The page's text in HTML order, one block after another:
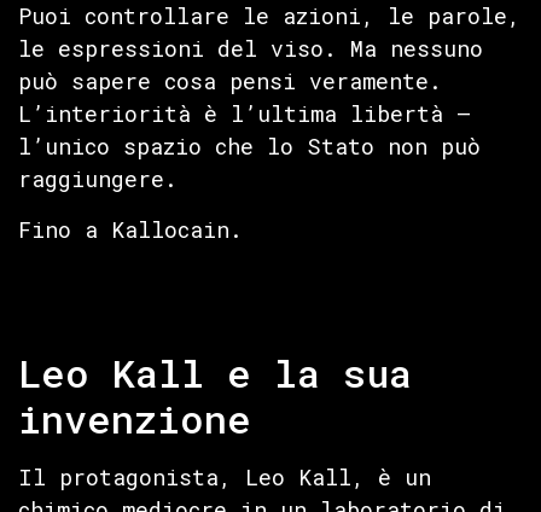
Puoi controllare le azioni, le parole,
le espressioni del viso. Ma nessuno
può sapere cosa pensi veramente.
L’interiorità è l’ultima libertà —
l’unico spazio che lo Stato non può
raggiungere.
Fino a Kallocain.
Leo Kall e la sua
invenzione
Il protagonista, Leo Kall, è un